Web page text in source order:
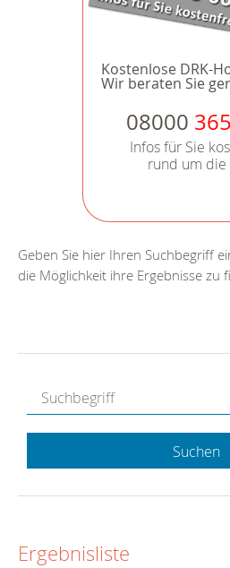
Kostenlose DRK-
Wir beraten Sie
08000 365
Infos für Sie
rund um die
Geben Sie hier Ihren Suchbegriff
die Möglichkeit ihre Ergebnisse zu
Suchen
Ergebnisliste